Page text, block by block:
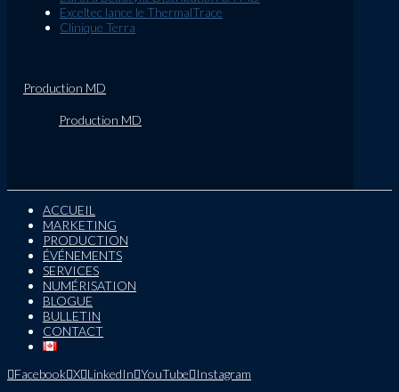
Exceltec lance le ThermalTrace
Clinique Terra
Production MD
Production MD
ACCUEIL
MARKETING
PRODUCTION
ÉVÉNEMENTS
SERVICES
NUMÉRISATION
BLOGUE
BULLETIN
CONTACT
Facebook X LinkedIn YouTube
Instagram